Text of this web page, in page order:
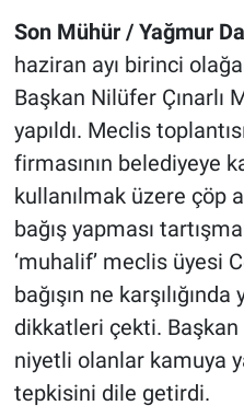
Son Mühür / Yağmur
haziran ayı birinci
Başkan Nilüfer Çınarlı
yapıldı. Meclis
firmasının belediyeye
kullanılmak üzere çöp
bağış yapması
‘muhalif’ meclis üyesi
bağışın ne karşılığında
dikkatleri çekti. Başkan
niyetli olanlar kamuya
tepkisini dile getirdi.